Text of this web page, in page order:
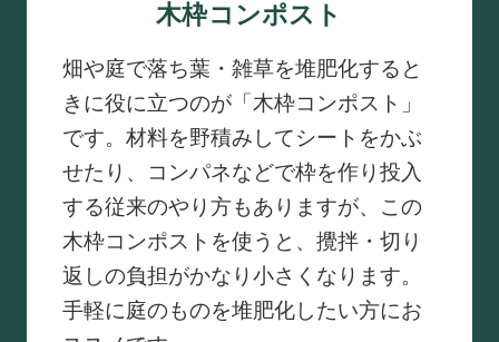
木枠コンポスト
畑や庭で落ち葉・雑草を堆肥化すると
きに役に立つのが「木枠コンポスト」
です。材料を野積みしてシートをかぶ
せたり、コンパネなどで枠を作り投入
する従来のやり方もありますが、この
木枠コンポストを使うと、攪拌・切り
返しの負担がかなり小さくなります。
手軽に庭のものを堆肥化したい方にお